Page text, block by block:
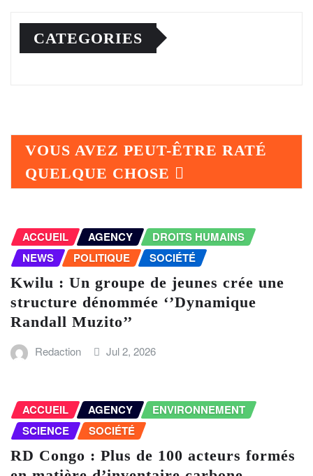
CATEGORIES
VOUS AVEZ PEUT-ÊTRE RATÉ
QUELQUE CHOSE
ACCUEIL AGENCY
DROITS HUMAINS
NEWS
POLITIQUE SOCIÉTÉ
Kwilu : Un groupe de jeunes crée une
structure dénommée ‘’Dynamique
Randall Muzito’’
Redaction Jul 2, 2026
ACCUEIL AGENCY
ENVIRONNEMENT
SCIENCE
SOCIÉTÉ
RD Congo : Plus de 100 acteurs formés